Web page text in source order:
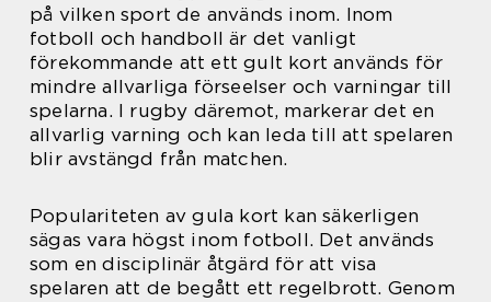
på vilken sport de används inom. Inom
fotboll och handboll är det vanligt
förekommande att ett gult kort används för
mindre allvarliga förseelser och varningar till
spelarna. I rugby däremot, markerar det en
allvarlig varning och kan leda till att spelaren
blir avstängd från matchen.
Populariteten av gula kort kan säkerligen
sägas vara högst inom fotboll. Det används
som en disciplinär åtgärd för att visa
spelaren att de begått ett regelbrott. Genom